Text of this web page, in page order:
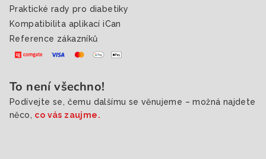
Praktické rady pro diabetiky
Kompatibilita aplikací iCan
Reference zákazníků
To není všechno!
Podívejte se, čemu dalšímu se věnujeme – možná najdete
něco, co vás zaujme.